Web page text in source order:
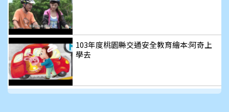
103年度桃園縣交通安全教育繪本:阿奇上
學去